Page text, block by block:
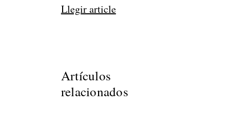
Llegir article
Artículos
relacionados